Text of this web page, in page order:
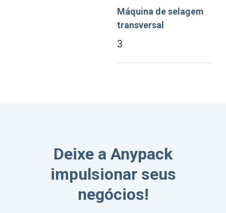
Máquina de selagem
transversal
3
Deixe a Anypack
impulsionar seus
negócios!